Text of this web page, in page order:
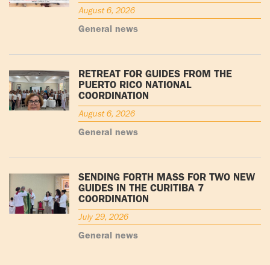
August 6, 2026
General news
RETREAT FOR GUIDES FROM THE
PUERTO RICO NATIONAL
COORDINATION
August 6, 2026
General news
SENDING FORTH MASS FOR TWO NEW
GUIDES IN THE CURITIBA 7
COORDINATION
July 29, 2026
General news